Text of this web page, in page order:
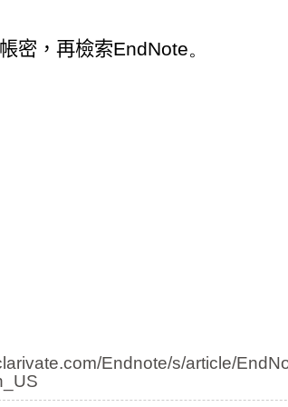
密，再檢索EndNote。
Endnote/s/article/